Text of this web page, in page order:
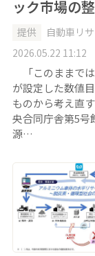
ック市場の
提供
自動車リ
2026.05.22 11:12
「このままで
が設定した数値
ものから考え直
央合同庁舎第5号
源…